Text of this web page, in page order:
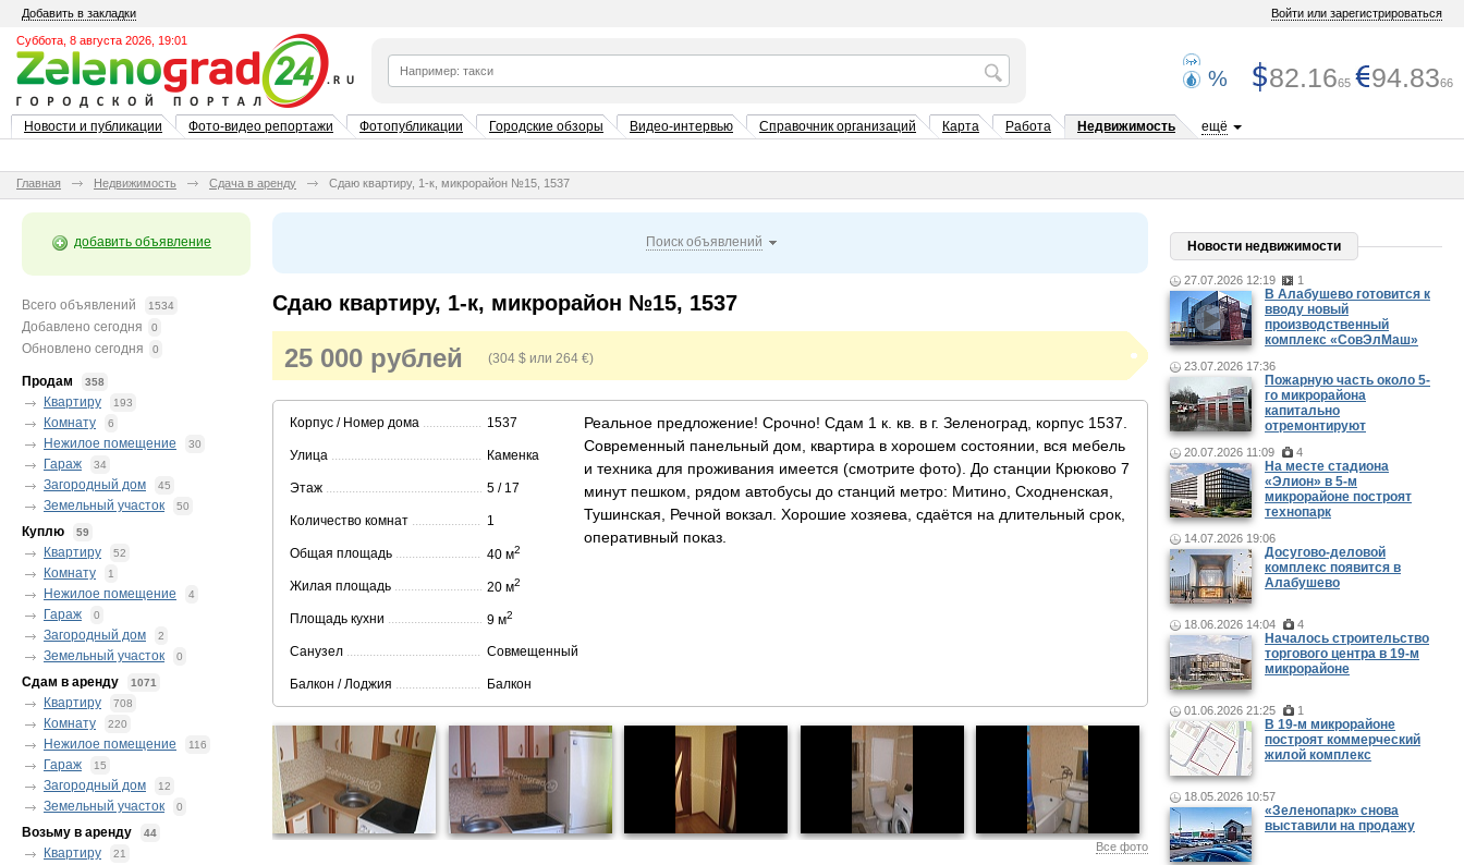
Добавить в закладки Войти или зарегистрироваться
Суббота, 8 августа 2026, 19:01
% 82.1665 94.8366
Новости и публикации Фото-видео репортажи Фотопубликации Городские обзоры Видео-интервью Справочник организаций Карта Работа Недвижимость ещё
Главная Недвижимость Сдача в аренду Сдаю квартиру, 1-к, микрорайон №15, 1537
добавить объявление
Всего объявлений 1534
Добавлено сегодня 0
Обновлено сегодня 0
Продам 358
Квартиру 193
Комнату 6
Нежилое помещение 30
Гараж 34
Загородный дом 45
Земельный участок 50
Куплю 59
Квартиру 52
Комнату 1
Нежилое помещение 4
Гараж 0
Загородный дом 2
Земельный участок 0
Сдам в аренду 1071
Квартиру 708
Комнату 220
Нежилое помещение 116
Гараж 15
Загородный дом 12
Земельный участок 0
Возьму в аренду 44
Квартиру 21
Поиск объявлений
Сдаю квартиру, 1-к, микрорайон №15, 1537
25 000 рублей (304 $ или 264 €)
Корпус / Номер дома ....................................................................................................
1537
Улица ....................................................................................................
Каменка
Этаж ....................................................................................................
5 / 17
Количество комнат ....................................................................................................
1
Общая площадь ....................................................................................................
40 м2
Жилая площадь ....................................................................................................
20 м2
Площадь кухни ....................................................................................................
9 м2
Санузел ....................................................................................................
Совмещенный
Балкон / Лоджия ....................................................................................................
Балкон
Реальное предложение! Срочно! Сдам 1 к. кв. в г. Зеленоград, корпус 1537.
Современный панельный дом, квартира в хорошем состоянии, вся мебель
и техника для проживания имеется (смотрите фото). До станции Крюково 7
минут пешком, рядом автобусы до станций метро: Митино, Сходненская,
Тушинская, Речной вокзал. Хорошие хозяева, сдаётся на длительный срок,
оперативный показ.
Все фото
Новости недвижимости
27.07.2026 12:19 1
В Алабушево готовится к
вводу новый
производственный
комплекс «СовЭлМаш»
23.07.2026 17:36
Пожарную часть около 5-
го микрорайона
капитально
отремонтируют
20.07.2026 11:09 4
На месте стадиона
«Элион» в 5-м
микрорайоне построят
технопарк
14.07.2026 19:06
Досугово-деловой
комплекс появится в
Алабушево
18.06.2026 14:04 4
Началось строительство
торгового центра в 19-м
микрорайоне
01.06.2026 21:25 1
В 19-м микрорайоне
построят коммерческий
жилой комплекс
18.05.2026 10:57
«Зеленопарк» снова
выставили на продажу